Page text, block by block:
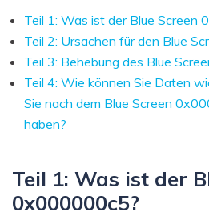
Teil 1: Was ist der Blue Screen
Teil 2: Ursachen für den Blue
Teil 3: Behebung des Blue
Teil 4: Wie können Sie Daten
Sie nach dem Blue Screen
haben?
Teil 1: Was ist der
0x000000c5?